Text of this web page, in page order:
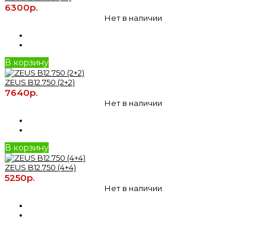
6300р.
Нет в наличии
В корзину
ZEUS B12.750 (2+2)
7640р.
Нет в наличии
В корзину
ZEUS B12.750 (4+4)
5250р.
Нет в наличии